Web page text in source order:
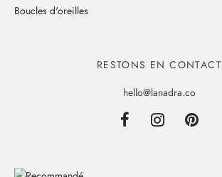
Boucles d'oreilles
RESTONS EN CONTACT
hello@lanadra.co